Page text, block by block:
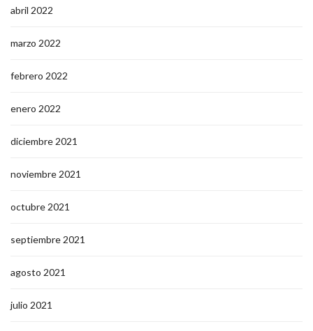
abril 2022
marzo 2022
febrero 2022
enero 2022
diciembre 2021
noviembre 2021
octubre 2021
septiembre 2021
agosto 2021
julio 2021